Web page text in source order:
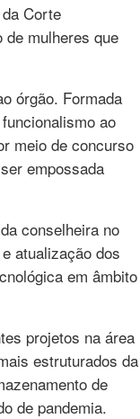
Corte
de mulheres que
órgão. Formada
ao
meio de concurso
empossada
conselheira no
atualização dos
em âmbito
projetos na área
estruturados da
de
de pandemia.